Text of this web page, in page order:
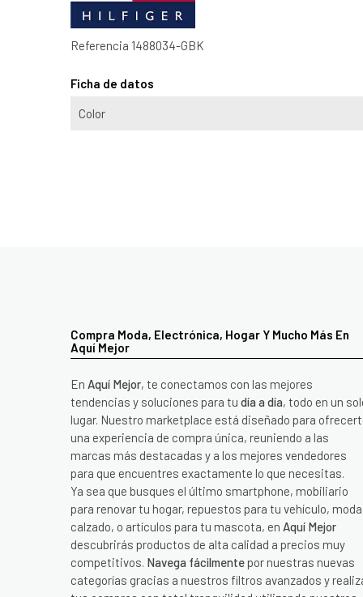
Referencia 1488034-GBK
Ficha de datos
Color
Compra Moda, Electrónica, Hogar Y Mucho Más En
Aquí Mejor
En Aquí Mejor, te conectamos con las mejores
tendencias y soluciones para tu día a día, todo en un
lugar. Nuestro marketplace está diseñado para
una experiencia de compra única, reuniendo a las
marcas más destacadas y a los mejores vendedores
para que encuentres exactamente lo que necesitas.
Ya sea que busques el último smartphone, mobiliario
para renovar tu hogar, repuestos para tu vehículo,
calzado, o artículos para tu mascota, en Aquí Mejor
descubrirás productos de alta calidad a precios muy
competitivos. Navega fácilmente por nuestras nuevas
categorías gracias a nuestros filtros avanzados y